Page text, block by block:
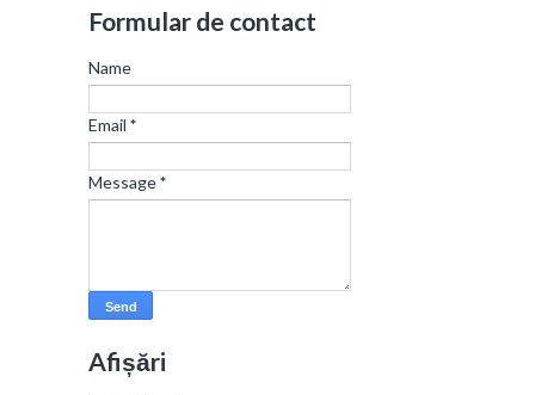
Formular de contact
Name
Email *
Message*
Afișări